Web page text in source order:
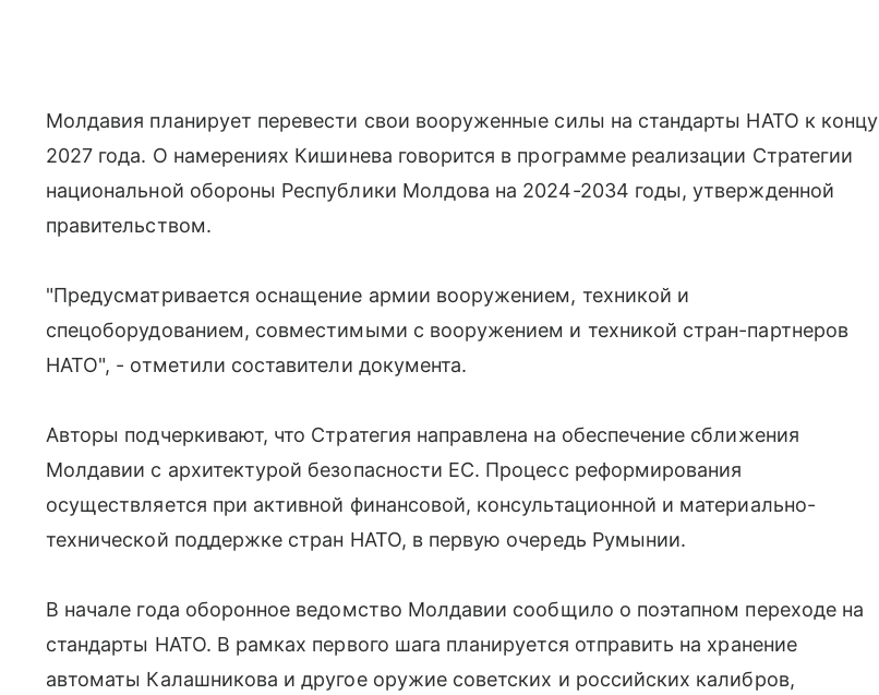
Молдавия планирует перевести свои вооруженные силы на стандарты НАТО к концу
2027 года. О намерениях Кишинева говорится в программе реализации Стратегии
национальной обороны Республики Молдова на 2024-2034 годы, утвержденной
правительством.
"Предусматривается оснащение армии вооружением, техникой и
спецоборудованием, совместимыми с вооружением и техникой стран-партнеров
НАТО", - отметили составители документа.
Авторы подчеркивают, что Стратегия направлена на обеспечение сближения
Молдавии с архитектурой безопасности ЕС. Процесс реформирования
осуществляется при активной финансовой, консультационной и материально-
технической поддержке стран НАТО, в первую очередь Румынии.
В начале года оборонное ведомство Молдавии сообщило о поэтапном переходе на
стандарты НАТО. В рамках первого шага планируется отправить на хранение
автоматы Калашникова и другое оружие советских и российских калибров,